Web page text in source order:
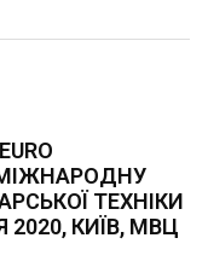
МІЖНАРОДНУ
ТЕХНІКИ
КИЇВ, МВЦ